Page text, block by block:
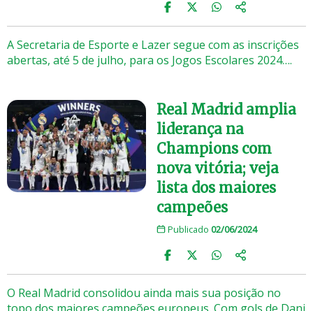
A Secretaria de Esporte e Lazer segue com as inscrições
abertas, até 5 de julho, para os Jogos Escolares 2024….
Real Madrid amplia
liderança na
Champions com
nova vitória; veja
lista dos maiores
campeões
Publicado 02/06/2024
O Real Madrid consolidou ainda mais sua posição no